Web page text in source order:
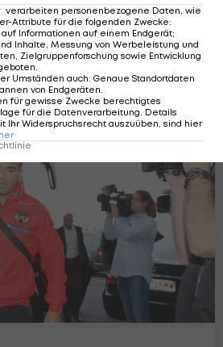
in der Süper Lig
verarbeiten personenbezogene Daten, wie
Attribute für die folgenden Zwecke:
Informationen auf einem Endgerät;
Inhalte, Messung von Werbeleistung und
Zielgruppenforschung sowie Entwicklung
Umständen auch: Genaue Standortdaten
von Endgeräten
für gewisse Zwecke berechtigtes
für die Datenverarbeitung. Details
Ihr Widerspruchsrecht auszuüben, sind hier